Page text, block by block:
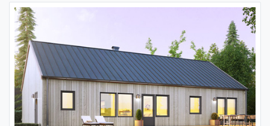
foder runt fönster och dörrar samt knutbrädor vid hushörnen.
Det finns även möjlighet till ett invändigt ryggåstak i
vardagsrum, kök, matplats och entré vilket ger huset en härlig
rymd. Du har en mängd valmöjligheter när det kommer till
material och utföranden. Välj bland olika träpaneltyper,
takbeläggningar, fönstertyper mm för att skapa just din
husdröm.